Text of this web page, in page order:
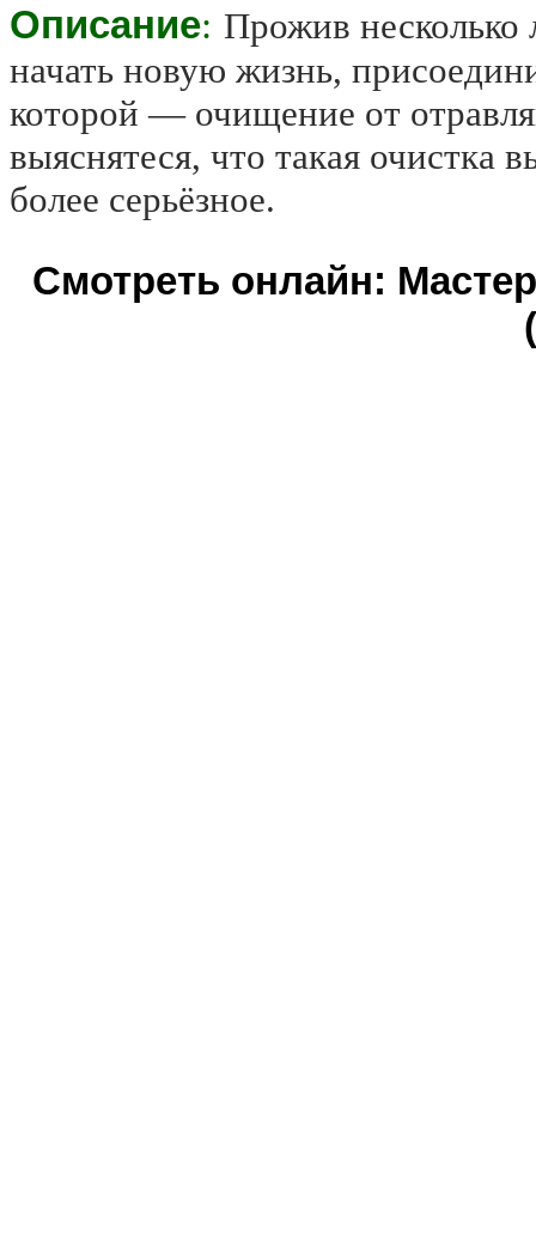
Описание: Прожив несколько
начать новую жизнь,
которой — очищение от
выяснятеся, что такая очистка
более серьёзное.
Смотреть онлайн: